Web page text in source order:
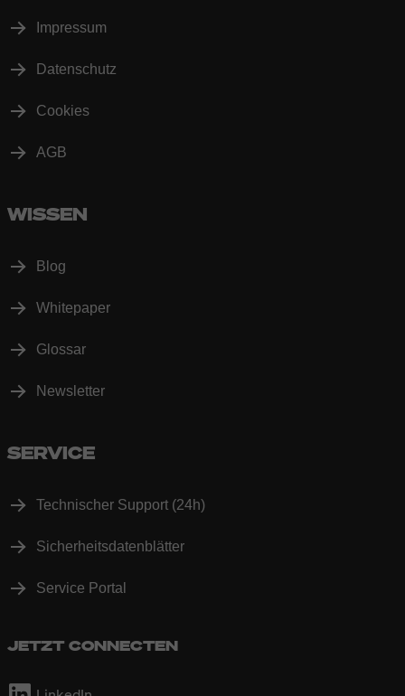
Impressum
Datenschutz
Cookies
AGB
WISSEN
Blog
Whitepaper
Glossar
Newsletter
SERVICE
Technischer Support (24h)
Sicherheitsdatenblätter
Service Portal
JETZT CONNECTEN